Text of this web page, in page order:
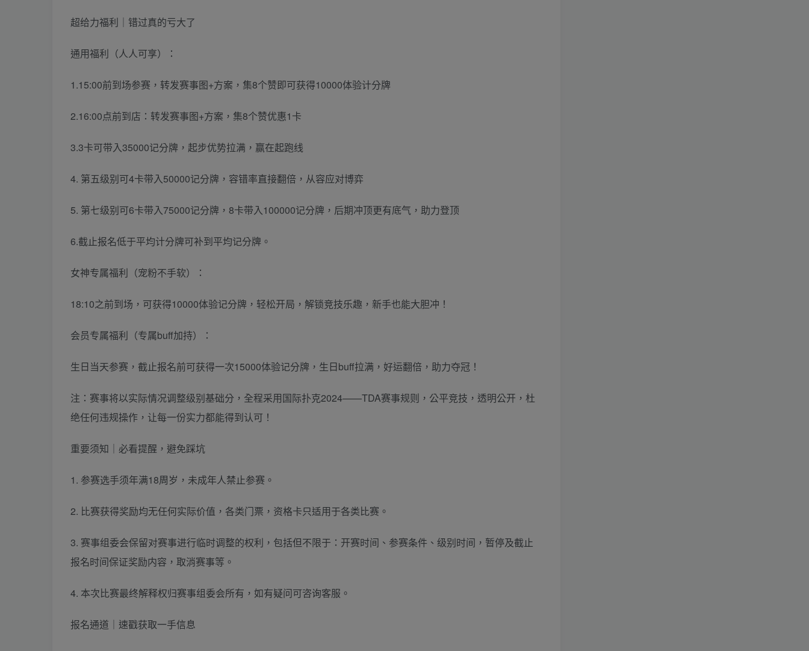
超给力福利｜错过真的亏大了
通用福利（人人可享）：
1.15:00前到场参赛，转发赛事图+方案，集8个赞即可获得10000体验计分牌
2.16:00点前到店：转发赛事图+方案，集8个赞优惠1卡
3.3卡可带入35000记分牌，起步优势拉满，赢在起跑线
4. 第五级别可4卡带入50000记分牌，容错率直接翻倍，从容应对博弈
5. 第七级别可6卡带入75000记分牌，8卡带入100000记分牌，后期冲顶更有底气，助力登顶
6.截止报名低于平均计分牌可补到平均记分牌。
女神专属福利（宠粉不手软）：
18:10之前到场，可获得10000体验记分牌，轻松开局，解锁竞技乐趣，新手也能大胆冲！
会员专属福利（专属buff加持）：
生日当天参赛，截止报名前可获得一次15000体验记分牌，生日buff拉满，好运翻倍，助力夺冠！
注：赛事将以实际情况调整级别基础分，全程采用国际扑克2024——TDA赛事规则，公平竞技，透明公开，杜
绝任何违规操作，让每一份实力都能得到认可！
重要须知｜必看提醒，避免踩坑
1. 参赛选手须年满18周岁，未成年人禁止参赛。
2. 比赛获得奖励均无任何实际价值，各类门票，资格卡只适用于各类比赛。
3. 赛事组委会保留对赛事进行临时调整的权利，包括但不限于：开赛时间、参赛条件、级别时间，暂停及截止
报名时间保证奖励内容，取消赛事等。
4. 本次比赛最终解释权归赛事组委会所有，如有疑问可咨询客服。
报名通道｜速戳获取一手信息